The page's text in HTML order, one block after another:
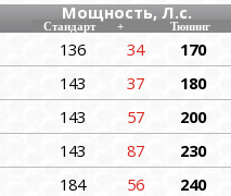
Мощность, Л.с.
Стандарт + Тюнинг
136 34 170
143 37 180
143 57 200
143 87 230
184 56 240